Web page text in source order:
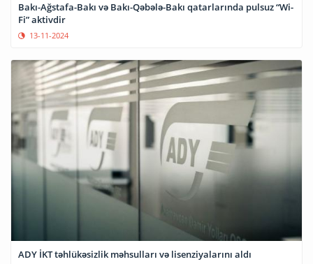
Bakı-Ağstafa-Bakı və Bakı-Qəbələ-Bakı qatarlarında pulsuz “Wi-
Fi” aktivdir
13-11-2024
ADY İKT təhlükəsizlik məhsulları və lisenziyalarını aldı